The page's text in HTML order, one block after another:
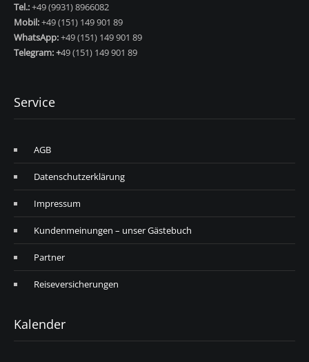
Tel.:+49 (9931) 8966082
Mobil:+49 (151) 149 901 89
WhatsApp:+49 (151) 149 901 89
Telegram: +49 (151) 149 901 89
Service
AGB
Datenschutzerklärung
Impressum
Kundenmeinungen – unser Gästebuch
Partner
Reiseversicherungen
Kalender